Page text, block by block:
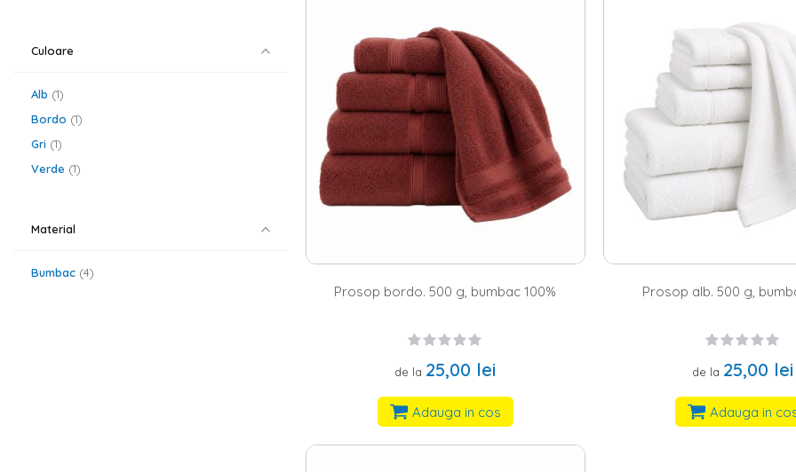
de diferite culori, modele si dimensiuni. Poti
de prosoape de baie. Iti punem la dispozitie mai multe variante, precum: set2 prosoape
pielea ta. Gama noastra diversificata de modele te ajuta sa le gasesti locul potrivit in
materiale calitative sunt extrem de prietenoase cu pielea, inclusiv cu cea sensibila,
indeplineasca pana si cele mai exigente standarde in materie de confort si design.
Prosoapele de la Homelux – ideale pentru baile moderne
Stiai ca un simplu prosop poate contribui enorm la imaginea baii tale? Da, pe langa
exemplu, daca ai optat pentruun mobilier baie
alb sau in nuante deschise de bej ori
de energie in incapere. De asemenea, poti opta pentru varianta de a asorta
oferta Homelux si alege-ti modelele preferate in functie de culoare si dimensiuni.
Prosop bordo. 500 g, bumbac 100%
de la 25,00 lei
Adauga in cos
Prosop alb. 500 g,
de la 25,00 lei
Adauga in
Culoare
Alb
1
Bordo
1
Gri
1
Verde
1
Material
Bumbac 4